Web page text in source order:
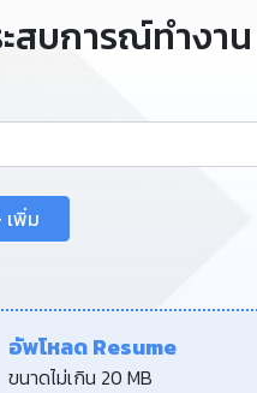
สบการณ์ทำงาน
เพิ่ม
อัพโหลด Resume
ขนาดไม่เกิน 20 MB